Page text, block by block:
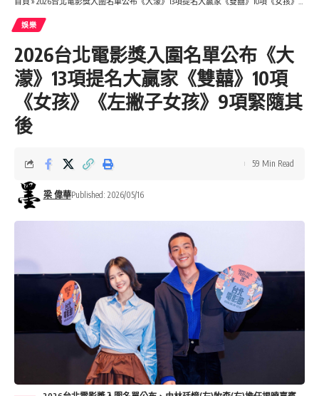
娛樂
2026台北電影獎入圍名單公布《大
濛》13項提名大贏家《雙囍》10項
《女孩》《左撇子女孩》9項緊隨其
後
梁 偉華Published: 2026/05/16
59 Min Read